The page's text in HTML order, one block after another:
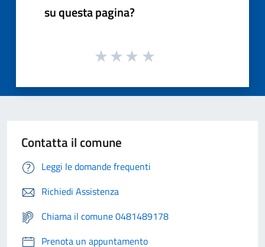
su questa pagina?
Contatta il comune
Leggi le domande frequenti
Richiedi Assistenza
Chiama il comune 0481489178
Prenota un appuntamento